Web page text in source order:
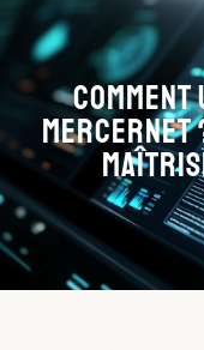
Mercernet